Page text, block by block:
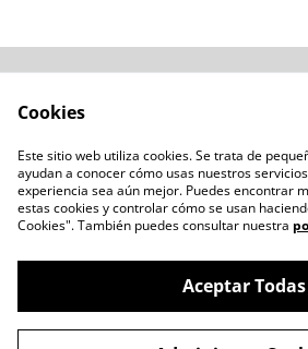
Condiciones
Política de Privacidad
Política de Cookies
Cookies
Este sitio web utiliza cookies. Se trata de
ayudan a conocer cómo usas nuestros
experiencia sea aún mejor. Puedes encontrar
estas cookies y controlar cómo se usan
Cookies". También puedes consultar nuestra
Aceptar Todas